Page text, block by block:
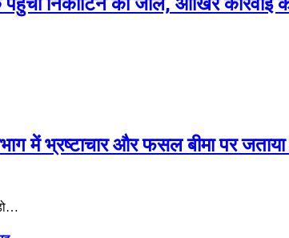
में भ्रष्टाचार और फसल बीमा पर